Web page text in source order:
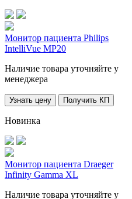
Монитор пациента Philips
IntelliVue MP20
Наличие товара уточняйте у
менеджера
Узнать цену Получить КП
Новинка
Монитор пациента Draeger
Infinity Gamma XL
Наличие товара уточняйте у